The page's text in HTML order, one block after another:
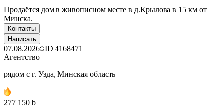
Продаётся дом в живописном месте в д.Крылова в 15 км от
Минска.
Контакты
Написать
07.08.2026 ID 4168471
Агентство
рядом с г. Узда, Минская область
277 150 ƃ